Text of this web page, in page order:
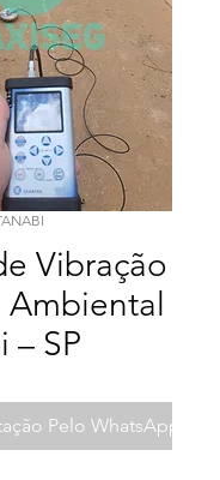
Vibração
Ambiental
– SP
Pelo WhatsApp